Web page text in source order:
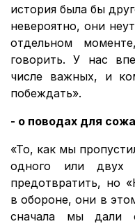
история была бы
невероятно, они
отдельном
говорить. У нас
числе важных, и
побеждать».
- о поводах для
«То, как мы
одного или
предотвратить, но
в обороне, они в
сначала мы дали